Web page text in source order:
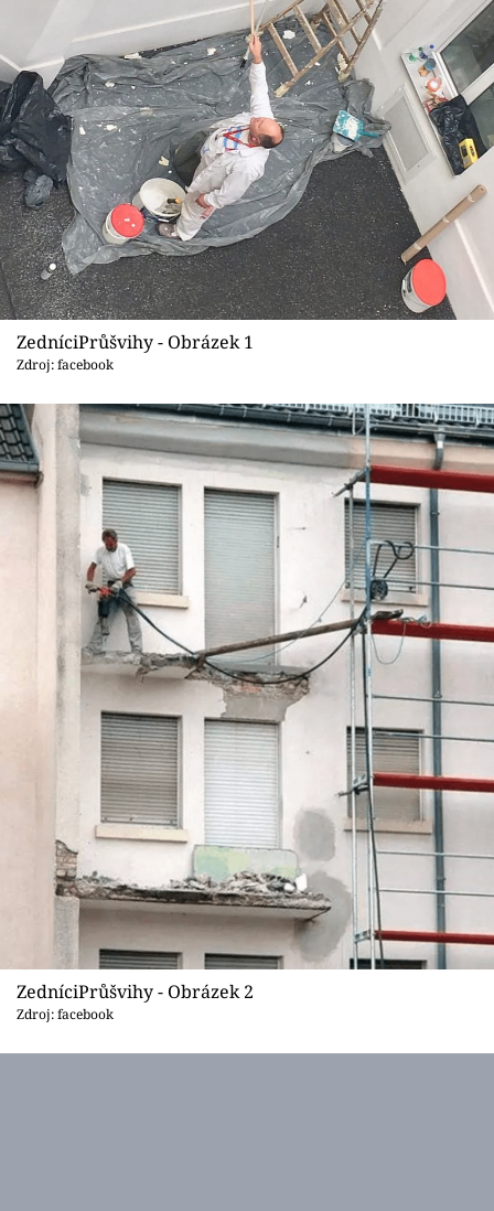
Přihlášení
Sledujte nás
ZedníciPrůšvihy - Obrázek 1
Zdroj: facebook
ZedníciPrůšvihy - Obrázek 2
Zdroj: facebook